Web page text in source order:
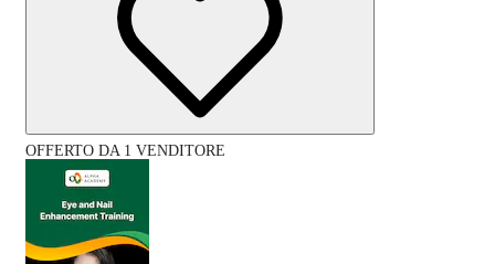
OFFERTO DA 1 VENDITORE